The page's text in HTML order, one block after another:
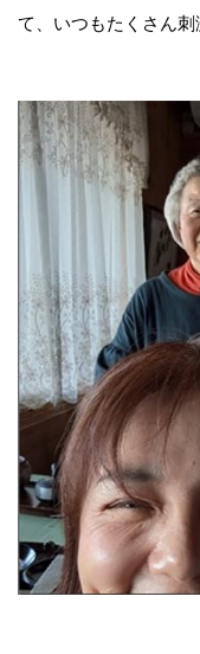
味噌の即売会
味噌
麹・甘酒
梅・梅干し
麹に込めた変わ
カネチョウ印
て、いつもたくさん刺